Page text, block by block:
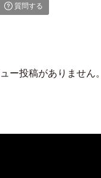
質問する
ー投稿がありません。